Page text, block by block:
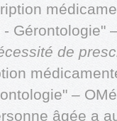
Gérontologie"
de
–
âgée a